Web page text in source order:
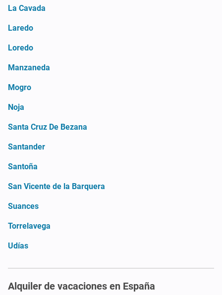
La Cavada
Laredo
Loredo
Manzaneda
Mogro
Noja
Santa Cruz De Bezana
Santander
Santoña
San Vicente de la Barquera
Suances
Torrelavega
Udías
Alquiler de vacaciones en España